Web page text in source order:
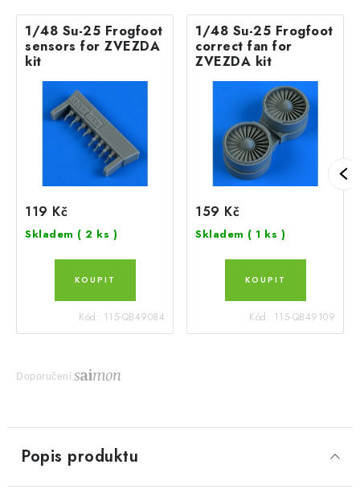
1/48 Su-25 Frogfoot
sensors for ZVEZDA
kit
119 Kč
Skladem ( 2 ks )
Kód: 115-QB49084
1/48 Su-25 Frogfoot
correct fan for
ZVEZDA kit
159 Kč
Skladem ( 1 ks )
Kód: 115-QB49109
Doporučení
Popis produktu